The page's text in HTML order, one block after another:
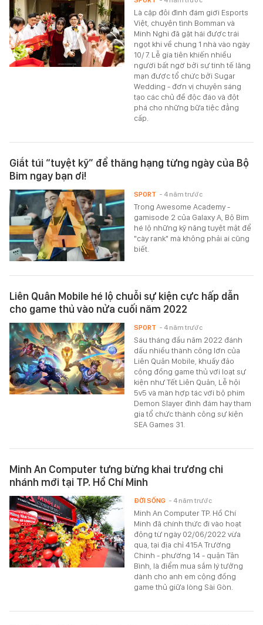
Là cặp đôi đình đám giới Esports
Việt, chuyện tình Bomman và
Minh Nghi đã gặt hái được trái
ngọt khi về chung 1 nhà vào ngày
10/7. Lễ gia tiên khiến nhiều
người bất ngờ bởi sự tinh tế lãng
mạn được tổ chức bởi Sugar
Wedding - đơn vị chuyên sáng
tạo các chủ đề độc đáo và đột
phá cho những bữa tiệc đẳng
cấp.
Giắt túi “tuyệt kỹ” để thăng hạng từng ngày của Bộ
Bim ngay bạn ơi!
Trong Awesome Academy -
gamisode 2 của Galaxy A, Bộ Bim
hé lộ những kỹ năng tuyệt mật để
"cày rank" mà không phải ai cũng
biết.
SPORT - 4 năm trước
Liên Quân Mobile hé lộ chuỗi sự kiện cực hấp dẫn
cho game thủ vào nửa cuối năm 2022
Sáu tháng đầu năm 2022 đánh
dấu nhiều thành công lớn của
Liên Quân Mobile, khuấy đảo
cộng đồng game thủ với loạt sự
kiện như Tết Liên Quân, Lễ hội
5v5 và màn hợp tác với bộ phim
Demon Slayer đình đám hay tham
gia tổ chức thành công sự kiện
SEA Games 31.
SPORT - 4 năm trước
Minh An Computer tưng bừng khai trương chi
nhánh mới tại TP. Hồ Chí Minh
Minh An Computer TP. Hồ Chí
Minh đã chính thức đi vào hoạt
động từ ngày 02/06/2022 vừa
qua, tại địa chỉ 415A Trường
Chinh - phường 14 - quận Tân
Bình, là điểm mua sắm lý tưởng
dành cho anh em cộng đồng
game thủ giữa lòng Sài Gòn.
ĐỜI SỐNG - 4 năm trước